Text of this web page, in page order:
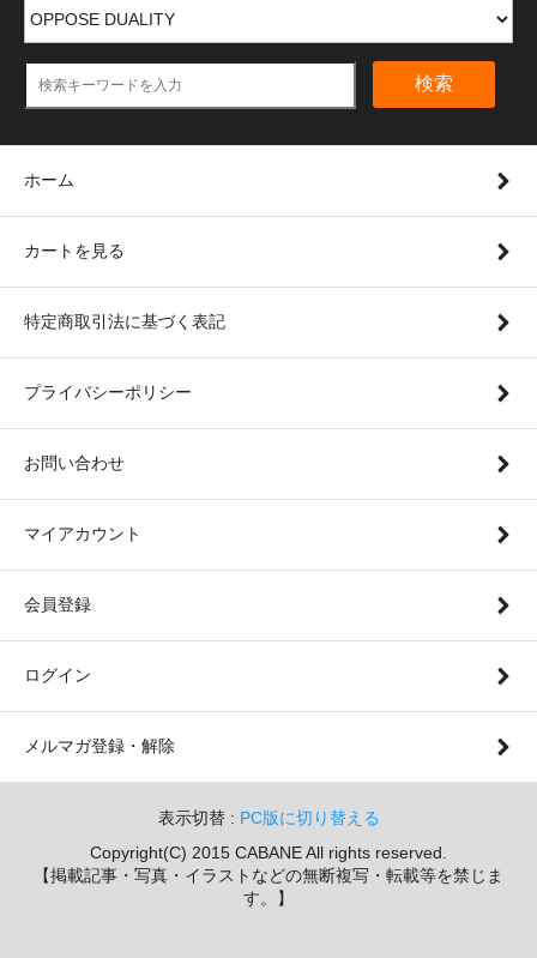
検索
ホーム
カートを見る
特定商取引法に基づく表記
プライバシーポリシー
お問い合わせ
マイアカウント
会員登録
ログイン
メルマガ登録・解除
表示切替 : PC版に切り替える
Copyright(C) 2015 CABANE All rights reserved.
【掲載記事・写真・イラストなどの無断複写・転載等を禁じま
す。】